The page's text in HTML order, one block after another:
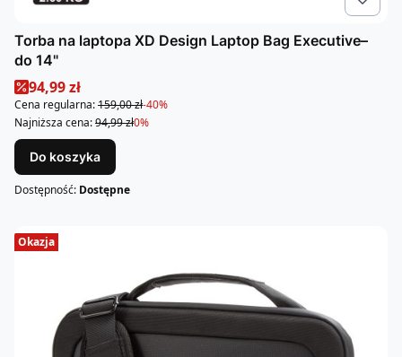
Torba na laptopa XD Design Laptop Bag Executive–
do 14"
Cena promocyjna
94,99 zł
Cena regularna:159,00 zł-40%
Najniższa cena:94,99 zł0%
Do koszyka
Dostępność: Dostępne
Okazja